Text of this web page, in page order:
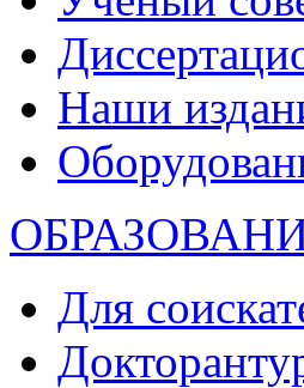
Наши
Для